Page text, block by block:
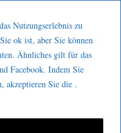
Nutzungserlebnis zu
ok ist, aber Sie können
Ähnliches gilt für das
Facebook. Indem Sie
akzeptieren Sie die .
Blick